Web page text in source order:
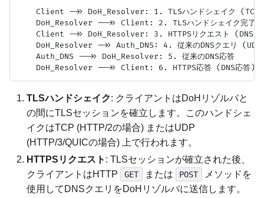
Client ->> DoH_Resolver: 1. TLSハンドシェイク
    DoH_Resolver -->> Client: 2. TLSハンドシェイク完了
Client ->> DoH_Resolver: 3. HTTPSリクエスト (DNSク
DoH_Resolver ->> Auth_DNS: 4. 従来のDNSクエリ
    Auth_DNS -->> DoH_Resolver: 5. 従来のDNS応答
TLSハンドシェイク: クライアントはDoHリゾルバと
の間にTLSセッションを確立します。このハンドシェ
イクはTCP (HTTP/2の場合) またはUDP
(HTTP/3/QUICの場合) 上で行われます。
HTTPSリクエスト : TLSセッションが確立された後、
クライアントはHTTP
GET または POST
メソッドを
使用してDNSクエリをDoHリゾルバに送信します。